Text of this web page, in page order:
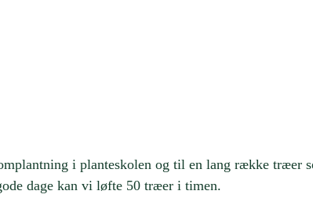
i planteskolen og til en lang række træer
dage kan vi løfte 50 træer i timen.